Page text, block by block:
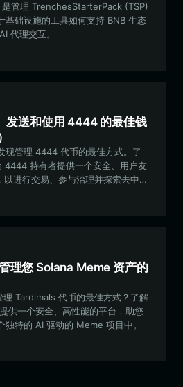
管理 TrenchesStarterPack (TSP)
基础设施的工具如何支持 BNB 生态
代理交互。
发送和使用 4444 的最佳钱
现管理 4444 代币的最佳方式。了
持有者提供一个安全、用户友
进行交易、参与治理并探索去中心
理您 Solana Meme 资产的
Tardimals 代币的最佳方式？了解
供一个安全、高性能的平台，助您
独特的 AI 驱动的 Meme 项目中。